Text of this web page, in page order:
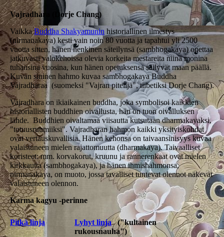
Vajradhara
(Dorje Chang)
VaikkaBuddha Shakyamunin historiallinen ilmestys
(nirmanakaya) kesti vain noin 80 vuotta ja tapahtui yli 2500
vuotta sitten, hänen henkinen säteilynsä (sambhogakaya) opettaa
jatkuvasti valokehoissa olevia korkeita mestareita niinä monina
tuhansina vuosina, kun hänen opetuksensa säilyvät maan päällä.
Kuvan sininen hahmo kuvaa sambhogakaya Buddha
Vajradharaa (suomeksi "Vajran pitelijä", tiibetiksi Dorje Chang).
Vajradhara on ikiaikainen buddha, joka symbolisoi kaikkien
historiallisten buddhien oivallusta, hän on tuon oivalluksen
lähde. Buddhien oivaltamaa viisautta kutsutaan dharmakayaksi,
"totuusruumiiksi". Vajradharan hahmon kaikki yksityiskohdat
ovat vertauskuvallisia. Hänen kehonsa on taivaansinisyys kuvaa
valaistuneen mielen rajattomuutta (dharmakaya). Taivaalliset
koristeet: mm. korvakorut, kruunu ja rannerenkaat ovat mielen
kirkkautta (sambhogakaya), ja hänen ihmishahmonsa,
nirmanakaya, on muoto, jossa tavalliset tuntevat olennot näkevät
valaistuneen olennon.
Karma kagyu -perinne
Pitkä linja Lyhyt linja("kultainen
rukousnauha")